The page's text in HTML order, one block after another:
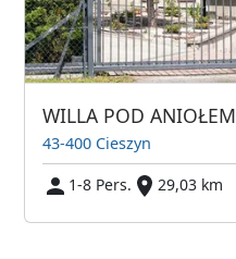
WILLA POD ANIOŁEM
43-400 Cieszyn
1-8 Pers.
29,03 km